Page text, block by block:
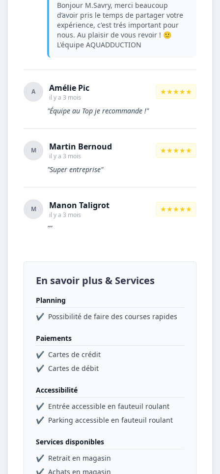
Bonjour M.Savry, merci beaucoup
d’avoir pris le temps de partager votre
expérience, c'est trés important pour
nous. Au plaisir de vous revoir ! 🙂
L'équipe AQUADDUCTION
A Amélie Pic
il y a 3 mois
★★★★★
"Équipe au Top je recommande !"
M Martin Bernoud
il y a 3 mois
★★★★★
"Super entreprise"
M Manon Taligrot
il y a 3 mois
★★★★★
""
En savoir plus & Services
Planning
✔ Possibilité de faire des courses rapides
Paiements
✔ Cartes de crédit
✔ Cartes de débit
Accessibilité
✔ Entrée accessible en fauteuil roulant
✔ Parking accessible en fauteuil roulant
Services disponibles
✔ Retrait en magasin
✔ Achats en magasin